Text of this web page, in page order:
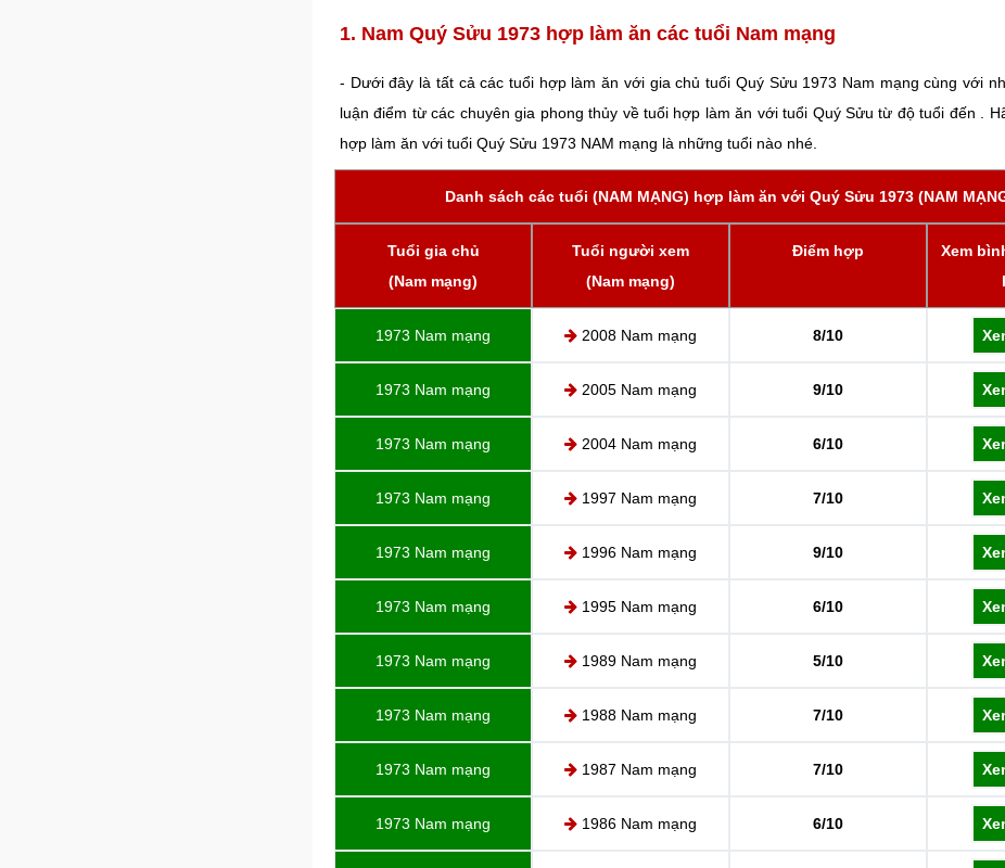
1. Nam Quý Sửu 1973 hợp làm ăn các tuổi Nam mạng
- Dưới đây là tất cả các tuổi hợp làm ăn với gia chủ tuổi Quý Sửu 1973 Nam mạng cùng với
luận điểm từ các chuyên gia phong thủy về tuổi hợp làm ăn với tuổi Quý Sửu từ độ tuổi đến .
hợp làm ăn với tuổi Quý Sửu 1973 NAM mạng là những tuổi nào nhé.
Danh sách các tuổi (NAM MẠNG) hợp làm ăn với Quý Sửu 1973 (NAM
Tuổi gia chủ
(Nam mạng)
Tuổi người xem
(Nam mạng)
Điểm hợp
Xem
1973 Nam mạng 2008 Nam mạng 8/10
1973 Nam mạng 2005 Nam mạng 9/10
1973 Nam mạng 2004 Nam mạng 6/10
1973 Nam mạng 1997 Nam mạng 7/10
1973 Nam mạng 1996 Nam mạng 9/10
1973 Nam mạng 1995 Nam mạng 6/10
1973 Nam mạng 1989 Nam mạng 5/10
1973 Nam mạng 1988 Nam mạng 7/10
1973 Nam mạng 1987 Nam mạng 7/10
1973 Nam mạng 1986 Nam mạng 6/10